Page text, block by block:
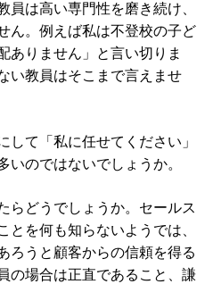
員は高い専門性を磨き続け、
ん。例えば私は不登校の子ど
ありません」と言い切りま
い教員はそこまで言えませ
して「私に任せてください」
いのではないでしょうか。
らどうでしょうか。セールス
とを何も知らないようでは、
ろうと顧客からの信頼を得る
の場合は正直であること、謙